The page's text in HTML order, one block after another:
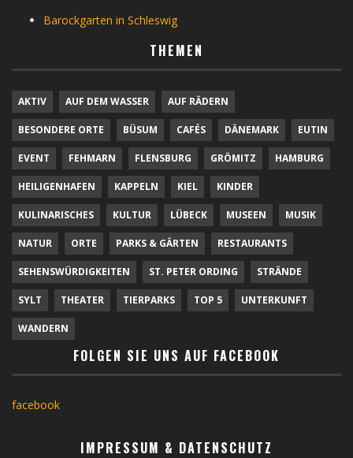
Barockgarten in Schleswig
THEMEN
AKTIV AUF DEM WASSER AUF RÄDERN
BESONDERE ORTE BÜSUM CAFÉS DÄNEMARK EUTIN
EVENT FEHMARN FLENSBURG GRÖMITZ HAMBURG
HEILIGENHAFEN KAPPELN KIEL KINDER
KULINARISCHES KULTUR LÜBECK MUSEEN MUSIK
NATUR ORTE PARKS & GÄRTEN RESTAURANTS
SEHENSWÜRDIGKEITEN ST. PETER ORDING STRÄNDE
SYLT THEATER TIERPARKS TOP 5 UNTERKUNFT
WANDERN
FOLGEN SIE UNS AUF FACEBOOK
facebook
IMPRESSUM & DATENSCHUTZ